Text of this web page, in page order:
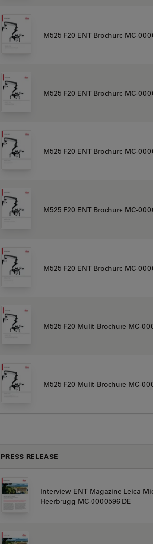
M525 F20 ENT Brochure MC-
M525 F20 ENT Brochure MC-
M525 F20 ENT Brochure MC-
M525 F20 ENT Brochure MC-
M525 F20 ENT Brochure MC-
M525 F20 Mulit-Brochure MC-
M525 F20 Mulit-Brochure MC-
PRESS RELEASE
Interview ENT Magazine Leica
Heerbrugg MC-0000596 DE